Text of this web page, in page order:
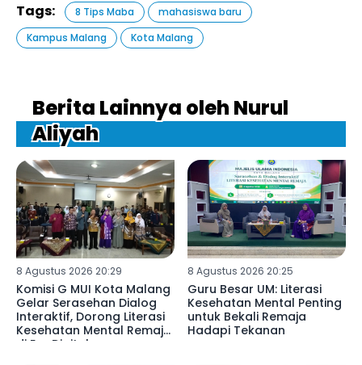
Tags: 8 Tips Maba
mahasiswa baru
Kampus Malang
Kota Malang
Berita Lainnya oleh Nurul
Aliyah
8 Agustus 2026 20:29
Komisi G MUI Kota Malang
Gelar Serasehan Dialog
Interaktif, Dorong Literasi
Kesehatan Mental Remaja
di Era Digital
8 Agustus 2026 20:25
Guru Besar UM: Literasi
Kesehatan Mental Penting
untuk Bekali Remaja
Hadapi Tekanan